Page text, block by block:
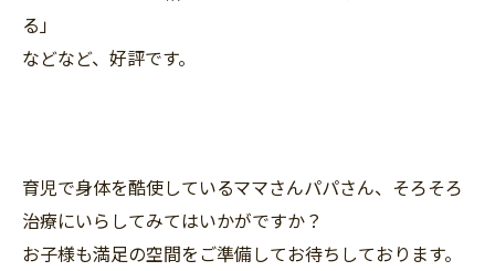
る」
などなど、好評です。
育児で身体を酷使しているママさんパパさん、そろそろ
治療にいらしてみてはいかがですか？
お子様も満足の空間をご準備してお待ちしております。